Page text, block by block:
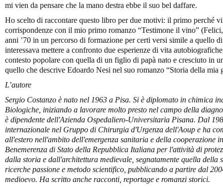
mi vien da pensare che la mano destra ebbe il suo bel daffare.
Ho scelto di raccontare questo libro per due motivi: il primo perché
corrispondenze con il mio primo romanzo “Testimone il vino”
anni ’70 in un percorso di formazione per certi versi simile a quello
interessava mettere a confronto due esperienze di vita
contesto popolare con quella di un figlio di papà nato e cresciuto in
quello che descrive Edoardo Nesi nel suo romanzo “Storia della mia
L’autore
Sergio Costanzo è nato nel 1963 a Pisa. Si è diplomato in chimica
Biologiche, iniziando a lavorare molto presto nel campo della
è dipendente dell'Azienda Ospedaliero-Universitaria Pisana. Dal
internazionale nel Gruppo di Chirurgia d'Urgenza dell'Aoup e ha
all'estero nell'ambito dell'emergenza sanitaria e della cooperazione
Benemerenza di Stato della Repubblica Italiana per l'attività di
dalla storia e dall'architettura medievale, segnatamente quella della
ricerche passione e metodo scientifico, pubblicando a partire dal
medioevo. Ha scritto anche racconti, reportage e romanzi storici.